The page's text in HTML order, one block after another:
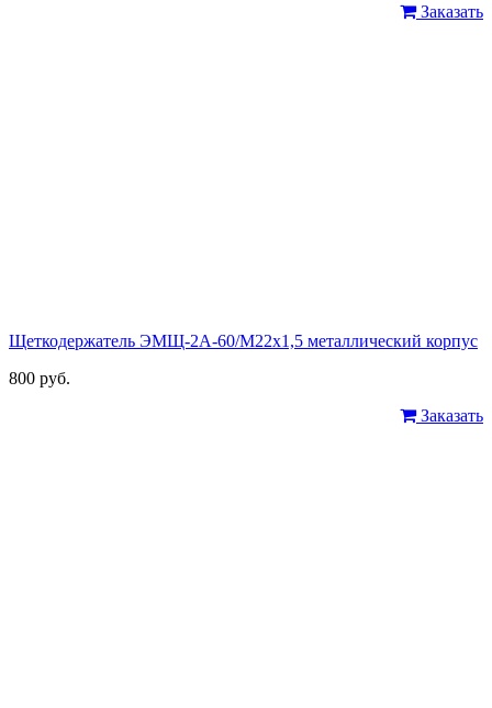
Заказать
Щеткодержатель ЭМЩ-2А-60/М22х1,5 металлический корпус
800 руб.
Заказать